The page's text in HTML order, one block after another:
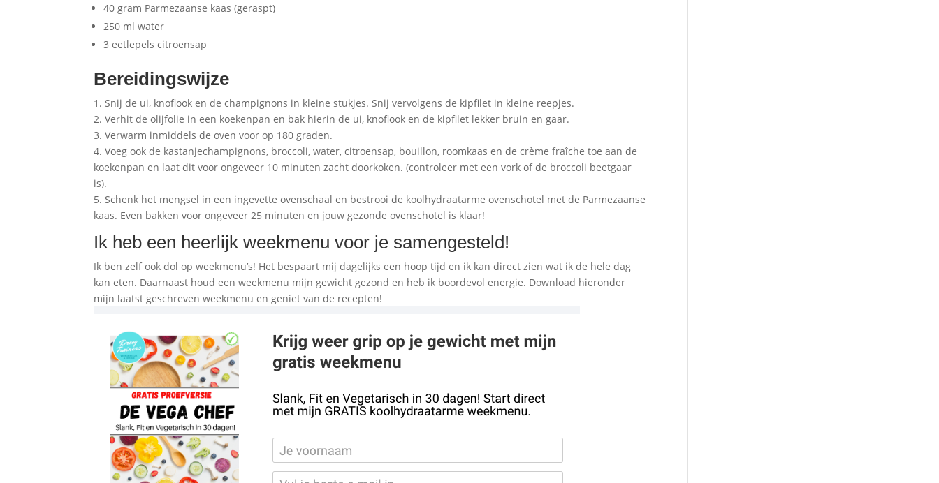
40 gram Parmezaanse kaas (geraspt)
250 ml water
3 eetlepels citroensap
Bereidingswijze
1. Snij de ui, knoflook en de champignons in kleine stukjes. Snij vervolgens de kipfilet in kleine reepjes.
2. Verhit de olijfolie in een koekenpan en bak hierin de ui, knoflook en de kipfilet lekker bruin en gaar.
3. Verwarm inmiddels de oven voor op 180 graden.
4. Voeg ook de kastanjechampignons, broccoli, water, citroensap, bouillon, roomkaas en de crème fraîche toe aan de
koekenpan en laat dit voor ongeveer 10 minuten zacht doorkoken. (controleer met een vork of de broccoli beetgaar
is).
5. Schenk het mengsel in een ingevette ovenschaal en bestrooi de koolhydraatarme ovenschotel met de Parmezaanse
kaas. Even bakken voor ongeveer 25 minuten en jouw gezonde ovenschotel is klaar!
Ik heb een heerlijk weekmenu voor je samengesteld!
Ik ben zelf ook dol op weekmenu’s! Het bespaart mij dagelijks een hoop tijd en ik kan direct zien wat ik de hele dag
kan eten. Daarnaast houd een weekmenu mijn gewicht gezond en heb ik boordevol energie. Download hieronder
mijn laatst geschreven weekmenu en geniet van de recepten!